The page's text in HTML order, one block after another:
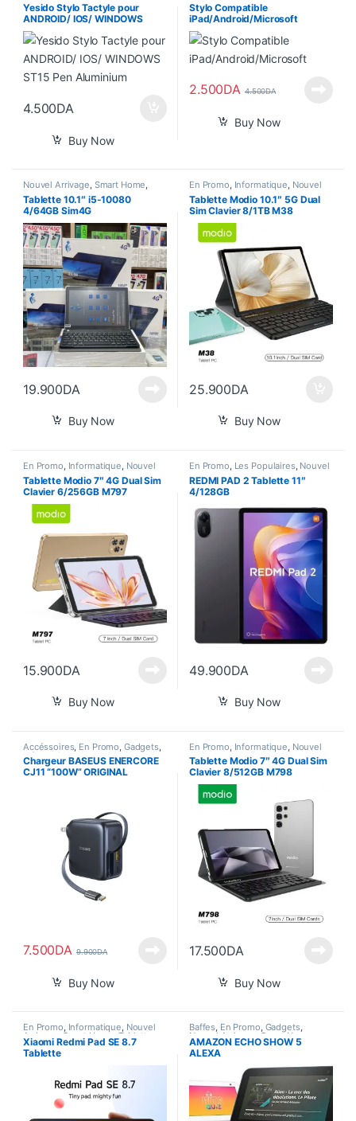
Yesido Stylo Tactyle pour
ANDROID/ IOS/ WINDOWS
ST15 Pen Aluminium
4.500DA
Buy Now
Téléphones
Stylo Compatible
iPad/Android/Microsoft
2.500DA 4.500DA
Buy Now
Nouvel Arrivage, Smart Home,
Tablette
Tablette 10.1″ i5-10080
4/64GB Sim4G
19.900DA
Buy Now
En Promo, Informatique, Nouvel
Arrivage Pour Femme ,Smart
Home,Tablette
Tablette Modio 10.1″ 5G Dual
Sim Clavier 8/1TB M38
25.900DA
Buy Now
En Promo Informatique Nouvel
Arrivage Pour Femme Smart
Home,Tablette
Tablette Modio 7″ 4G Dual Sim
Clavier 6/256GB M797
15.900DA
Buy Now
En Promo Les Populaires, Nouvel
Arrivage Smart Home Tablette
REDMI PAD 2 Tablette 11″
4/128GB
49.900DA
Buy Now
Accéssoires, En Promo Gadgets,
Informatique, Nouvel Arrivage,
Tablette,Téléphones
Chargeur BASEUS ENERCORE
CJ11 “100W” ORIGINAL
7.500DA 9.900DA
Buy Now
En Promo Informatique Nouvel
Arrivage Pour Femme, Smart
Home,Tablette
Tablette Modio 7″ 4G Dual Sim
Clavier 8/512GB M798
17.500DA
Buy Now
En Promo, Informatique, Nouvel
Arrivage, Smart Home,Tablette
Xiaomi Redmi Pad SE 8.7
Tablette
Baffes, En Promo, Gadgets,
Nouvel Arrivage,Smart Home
Son,Tablette
AMAZON ECHO SHOW 5
ALEXA